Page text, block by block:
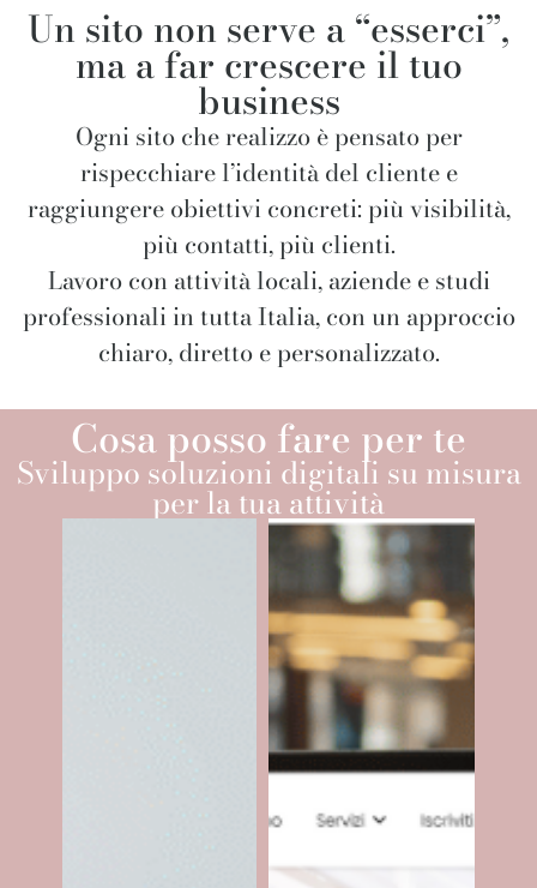
Un sito non serve a “esserci”,
ma a far crescere il tuo
business
Ogni sito che realizzo è pensato per
rispecchiare l’identità del cliente e
raggiungere obiettivi concreti: più visibilità,
più contatti, più clienti.
Lavoro con attività locali, aziende e studi
professionali in tutta Italia, con un approccio
chiaro, diretto e personalizzato.
Cosa posso fare per te
Sviluppo soluzioni digitali su misura
per la tua attività